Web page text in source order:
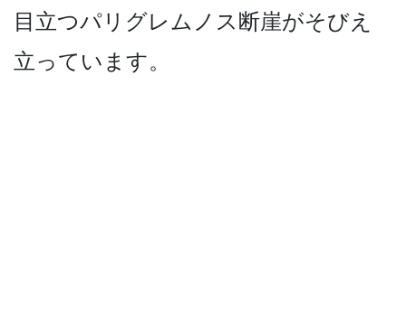
目立つパリグレムノス断崖がそ­びえ
立っています。